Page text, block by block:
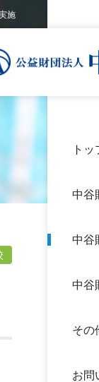
トッ
中谷
中谷
中谷
その
お問
施